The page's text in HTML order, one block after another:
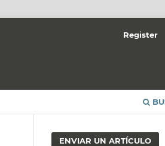
Register
ENVIAR UN ARTÍCULO